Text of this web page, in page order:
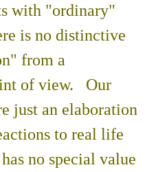
with "ordinary"
is no distinctive
from a
of view. Our
just an elaboration
to real life
no special value